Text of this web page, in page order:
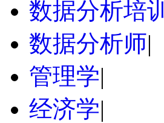
数据分析培训
数据分析师|
管理学|
经济学|